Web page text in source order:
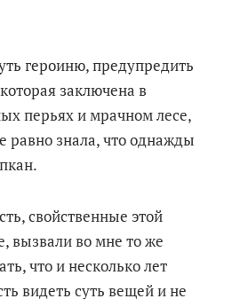
героиню, предупредить
заключена в
перьях и мрачном лесе,
равно знала, что однажды
свойственные этой
вызвали во мне то же
что и несколько лет
видеть суть вещей и не